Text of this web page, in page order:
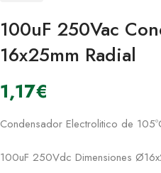
100uF 250Vac
16x25mm Radial
1,17€
Condensador Electrolitico de
100uF 250Vdc Dimensiones